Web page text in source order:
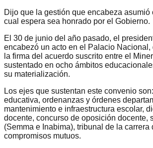
Dijo que la gestión que encabeza asumió
cual espera sea honrado por el Gobierno.
El 30 de junio del año pasado, el
encabezó un acto en el Palacio
la firma del acuerdo suscrito entre el
sustentado en ocho ámbitos
su materialización.
Los ejes que sustentan este convenio
educativa, ordenanzas y órdenes
mantenimiento e infraestructura escolar,
docente, concurso de oposición docente,
(Semma e Inabima), tribunal de la carrera
compromisos mutuos.